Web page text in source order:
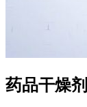
药品干燥剂